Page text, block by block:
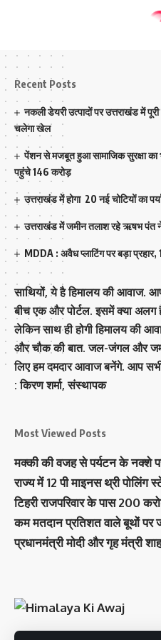
Recent Posts
नकली डेयरी उत्पादों पर उत्तराखंड में
चलेगा खेल
पेंशन से मजबूत हुआ सामाजिक सुरक्षा का
पहुंचे 146 करोड़
उत्तराखंड में होगा 20 नई चोटियों का
उत्तराखंड में जमीन तलाश रहे ऋषभ पंत ने
MDDA : अवैध प्लाटिंग पर बड़ा
साथियों, ये है हिमालय की आवाज.
बीच एक और पोर्टल. इसमें क्या अलग
लेकिन साथ ही होगी हिमालय की
और चौक की बात. जल-जंगल और
लिए हम दमदार आवाज बनेंगे. आप
: किरण शर्मा, संस्‍थापक
Most Viewed Posts
मक्‍की की वजह से पर्यटन के नक्‍शे
राज्य में 12 पी माइनस थ्री पोलिंग
टिहरी राजपरिवार के पास 200
कम मतदान प्रतिशत वाले बूथों
प्रधानमंत्री माेदी और गृह मंत्री